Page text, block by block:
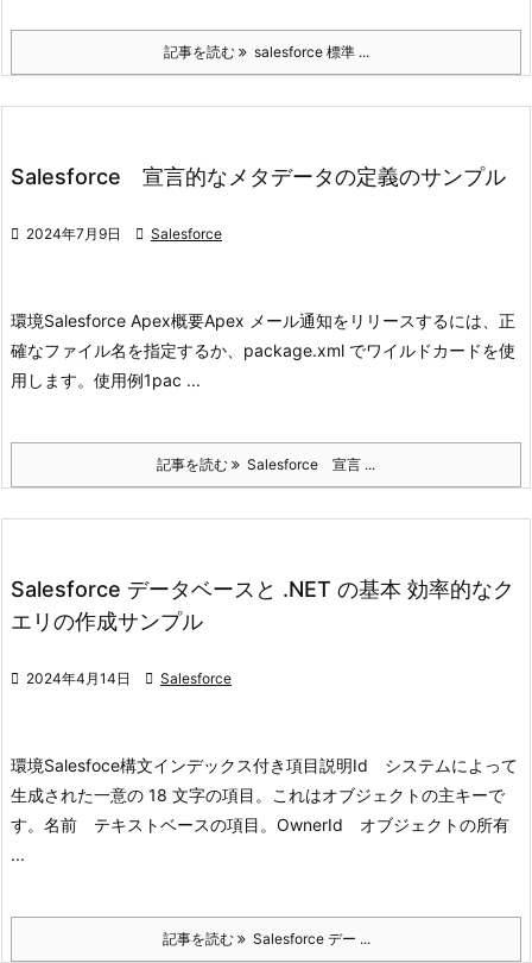
記事を読む salesforce 標準 ...
Salesforce 宣言的なメタデータの定義のサンプル
 2024年7月9日  Salesforce
環境Salesforce Apex概要Apex メール通知をリリースするには、正
確なファイル名を指定するか、package.xml でワイルドカードを使
用します。 使用例1pac ...
記事を読む Salesforce 宣言 ...
Salesforce データベースと .NET の基本 効率的なク
エリの作成サンプル
 2024年4月14日  Salesforce
環境Salesfoce構文インデックス付き項目説明Id システムによって
生成された一意の 18 文字の項目。これはオブジェクトの主キーで
す。名前 テキストベースの項目。OwnerId オブジェクトの所有
...
記事を読む Salesforce デー ...